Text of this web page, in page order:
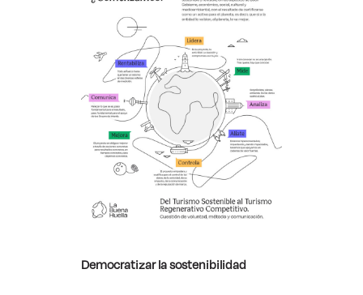
Democratizar la sostenibilidad